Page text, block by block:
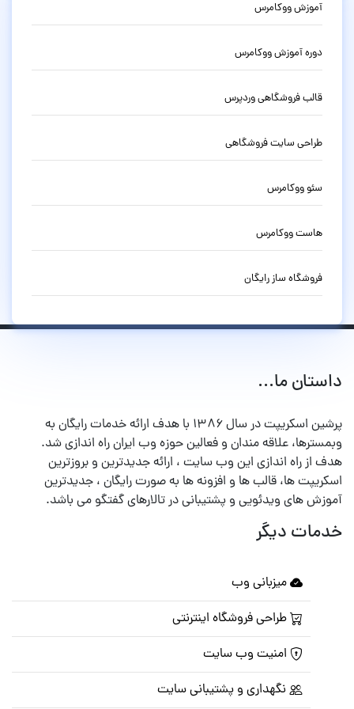
آموزش ووکامرس
دوره آموزش ووکامرس
قالب فروشگاهی وردپرس
طراحی سایت فروشگاهی
سئو ووکامرس
هاست ووکامرس
فروشگاه ساز رایگان
داستان ما...
پرشین اسکریپت در سال ۱۳۸۶ با هدف ارائه خدمات رایگان به
وبمسترها، علاقه مندان و فعالین حوزه وب ایران راه اندازی شد.
هدف از راه اندازی این وب سایت ، ارائه جدیدترین و بروزترین
اسکریپت ها، قالب ها و افزونه ها به صورت رایگان ، جدیدترین
آموزش های ویدئویی و پشتیبانی در تالارهای گفتگو می باشد.
خدمات دیگر
میزبانی وب
طراحی فروشگاه اینترنتی
امنیت وب سایت
نگهداری و پشتیبانی سایت